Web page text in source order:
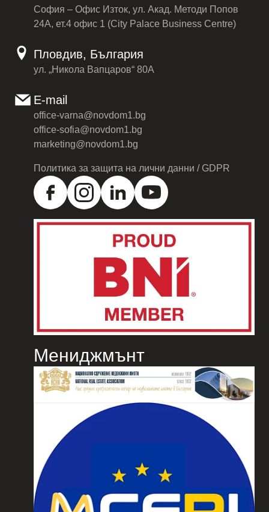
София – Офис Изток, ул. Акад. Методи Попов
24А, ет.4 офис 1 (City Palace Business Centre)
Пловдив, България
ул. „Никола Вапцаров“ 80А
E-mail
office-varna@novdom1.bg
office-sofia@novdom1.bg
marketing@novdom1.bg
Политика за защита на лични данни / GDPR
Мениджмънт